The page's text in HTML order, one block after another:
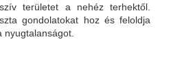
területet a nehéz terhektől.
gondolatokat hoz és feloldja
nyugtalanságot.